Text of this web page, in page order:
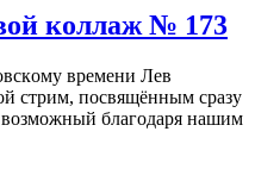
коллаж № 173
вpeмeни Лeв
cтpим, пocвящённым cpaзy
блaгoдapя нaшим